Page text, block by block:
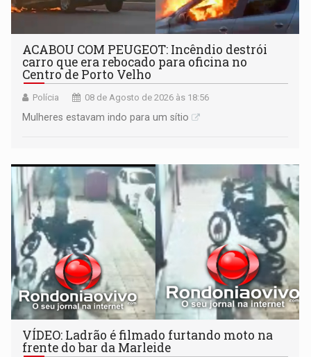
ACABOU COM PEUGEOT: Incêndio destrói
carro que era rebocado para oficina no
Centro de Porto Velho
Polícia 08 de Agosto de 2026 às 18:56
Mulheres estavam indo para um sítio
VÍDEO: Ladrão é filmado furtando moto na
frente do bar da Marleide